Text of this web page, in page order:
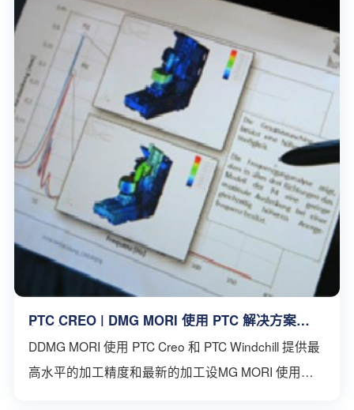
PTC CREO | DMG MORI 使用 PTC 解决方案进
行创新
DDMG MORI 使用 PTC Creo 和 PTC Windchill 提供最
高水平的加工精度和最新的加工设MG MORI 使用